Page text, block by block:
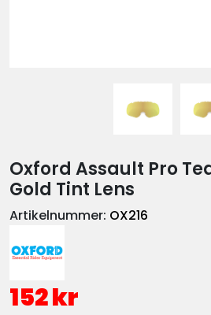
Oxford Assault Pro
Gold Tint Lens
Artikelnummer: OX216
152 kr